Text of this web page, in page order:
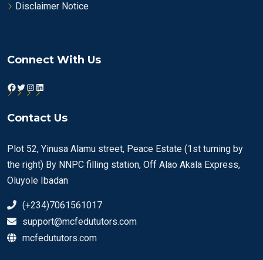
Disclaimer Notice
Connect With Us
Facebook
Twitter
Instagram
LinkedIn
Contact Us
Plot 52, Yinusa Alamu street, Peace Estate (1st turning by
the right) By NNPC filling station, Off Alao Akala Express,
Oluyole Ibadan
(+234)7061561017
support@mcfedututors.com
mcfedututors.com